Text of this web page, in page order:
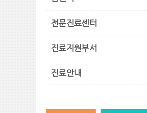
전문진료센터
진료지원부서
진료안내